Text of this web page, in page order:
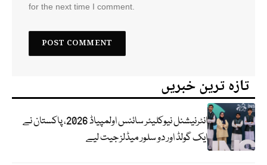
for the next time I comment.
تازہ ترین خبریں
انٹرنیشنل نیوکلیئر سائنس اولمپیاڈ 2026، پاکستان نے
ایک گولڈ اور دو سلور میڈلز جیت لیے